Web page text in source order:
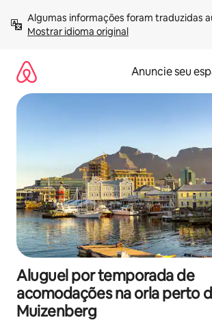
para
Mostrar idioma original
Anuncie seu
Aluguel por temporada de
acomodações na orla perto
Muizenberg